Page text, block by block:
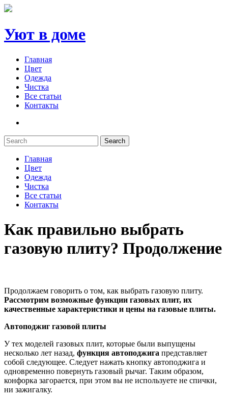
Уют в доме
Главная
Цвет
Одежда
Чистка
Все статьи
Контакты
Search
Главная
Цвет
Одежда
Чистка
Все статьи
Контакты
Как правильно выбрать
газовую плиту? Продолжение
Продолжаем говорить о том, как выбрать газовую плиту.
Рассмотрим возможные функции газовых плит, их
качественные характеристики и цены на газовые плиты.
Автоподжиг газовой плиты
У тех моделей газовых плит, которые были выпущены
несколько лет назад, функция автоподжига представляет
собой следующее. Следует нажать кнопку автоподжига и
одновременно повернуть газовый рычаг. Таким образом,
конфорка загорается, при этом вы не используете не спички,
ни зажигалку.